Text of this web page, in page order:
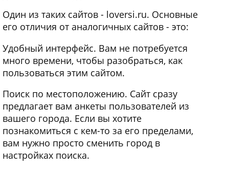
Один из таких сайтов - loversi.ru. Основные
его отличия от аналогичных сайтов - это:
Удобный интерфейс. Вам не потребуется
много времени, чтобы разобраться, как
пользоваться этим сайтом.
Поиск по местоположению. Сайт сразу
предлагает вам анкеты пользователей из
вашего города. Если вы хотите
познакомиться с кем-то за его пределами,
вам нужно просто сменить город в
настройках поиска.